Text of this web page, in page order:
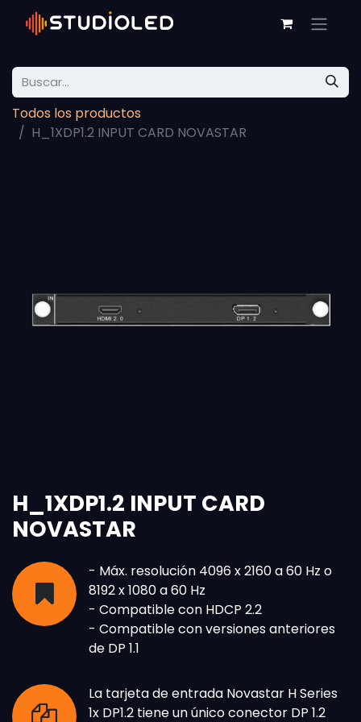
Todos los productos
H_1XDP1.2 INPUT CARD NOVASTAR
H_1XDP1.2 INPUT CARD
NOVASTAR
- Máx. resolución 4096 x 2160 a 60 Hz o
8192 x 1080 a 60 Hz
- Compatible con HDCP 2.2
- Compatible con versiones anteriores
de DP 1.1
La tarjeta de entrada Novastar H Series
1x DP1.2 tiene un único conector DP 1.2